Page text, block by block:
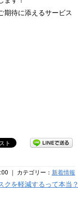
期待に添えるサービス
｜ カテゴリー： 新着情報
クを軽減するって本当？